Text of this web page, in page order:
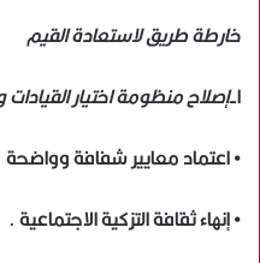
خارطة طريق لاستعادة القيم
١- إصلاح منظومة اختيار القيادات
• اعتماد معايير شفافة وواضحة
• إنهاء ثقافة التزكية الاجتماعية .